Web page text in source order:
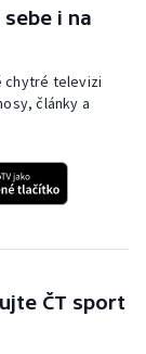
i na
chytré televizi
články a
ČT sport